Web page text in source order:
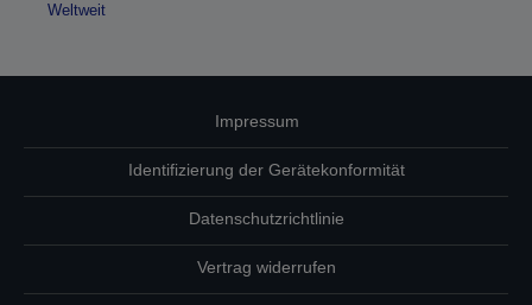
Weltweit
Impressum
Identifizierung der Gerätekonformität
Datenschutzrichtlinie
Vertrag widerrufen